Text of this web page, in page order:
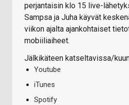
perjantaisin klo 15 live-
Sampsa ja Juha käyvät
viikon ajalta ajankohtaiset
mobiiliaiheet.
Jälkikäteen katseltavissa/
Youtube
iTunes
Spotify